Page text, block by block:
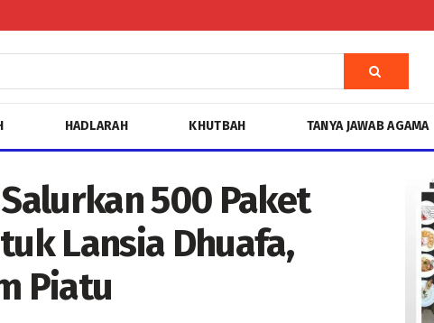
HADLARAH KHUTBAH TANYA JAWAB AGAMA
500 Paket
Lansia Dhuafa,
Piatu